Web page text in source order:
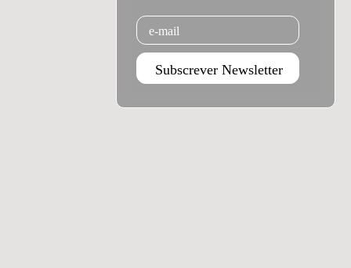
Email
Subscrever Newsletter